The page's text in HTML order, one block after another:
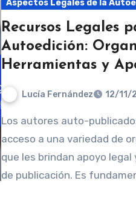
Aspectos Legales de la
Recursos Legales
Autoedición:
Herramientas y
Lucía Fernández 12/11/
Los autores auto-publicados en Argentina tienen
acceso a una variedad de
que les brindan apoyo
de publicación. Es